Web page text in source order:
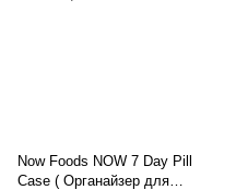
Now Foods NOW 7 Day Pill
Case ( Органайзер для